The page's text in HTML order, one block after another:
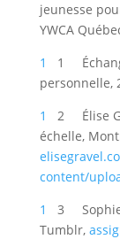
jeunesse
YWCA
1
1
personnelle,
1
2 Élise
échelle,
content/
1
3 Sophie
Tumblr,